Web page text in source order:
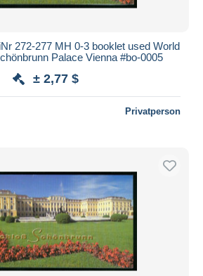
272-277 MH 0-3 booklet used World
Palace Vienna #bo-0005
± 2,77 $
Privatperson